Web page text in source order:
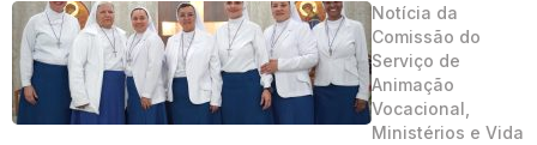
Notícia da
Comissão do
Serviço de
Animação
Vocacional,
Ministérios e Vida